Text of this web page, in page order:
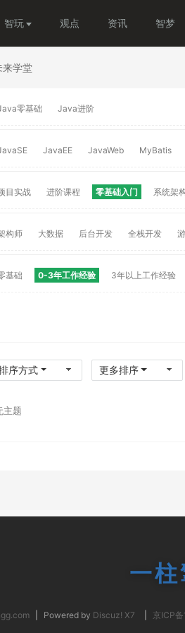
智玩 观点 资讯 智梦
来学堂
零基础 Java进阶
JavaEE JavaWeb MyBatis
目实战 进阶课程 零基础入门 系统架
构师 大数据 后台开发 全栈开发
基础 0-3年工作经验 3年以上工作经验
序方式 更多排序
主题
一
Powered by Discuz! X7 京ICP